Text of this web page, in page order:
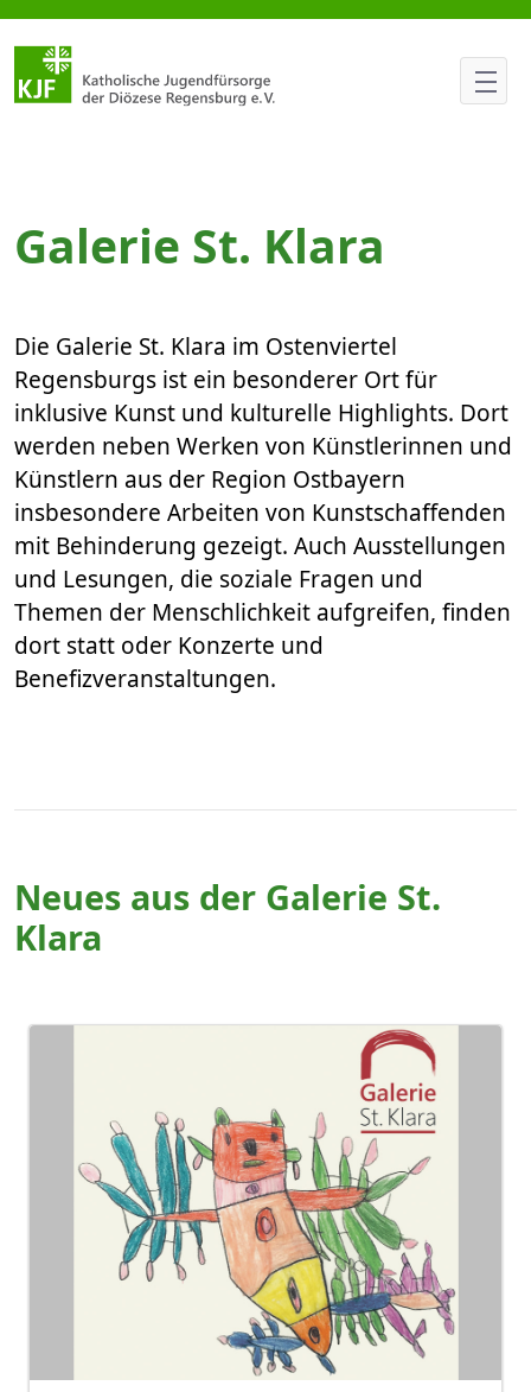
Galerie St. Klara
Galerie St. Klara
Die Galerie St. Klara im Ostenviertel
Regensburgs ist ein besonderer Ort für
inklusive Kunst und kulturelle Highlights. Dort
werden neben Werken von Künstlerinnen und
Künstlern aus der Region Ostbayern
insbesondere Arbeiten von Kunstschaffenden
mit Behinderung gezeigt. Auch Ausstellungen
und Lesungen, die soziale Fragen und
Themen der Menschlichkeit aufgreifen, finden
dort statt oder Konzerte und
Benefizveranstaltungen. ​​​​​​​
Neues aus der Galerie St.
Klara